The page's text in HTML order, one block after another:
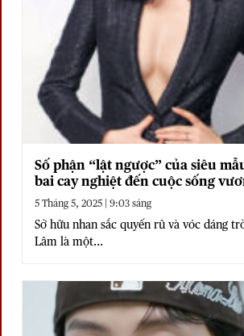
Số phận “lật ngược” của siêu
bai cay nghiệt đến cuộc sống
5 Tháng 5, 2025 | 9:03 sáng
Sở hữu nhan sắc quyến rũ và vóc dáng
Lâm là một...